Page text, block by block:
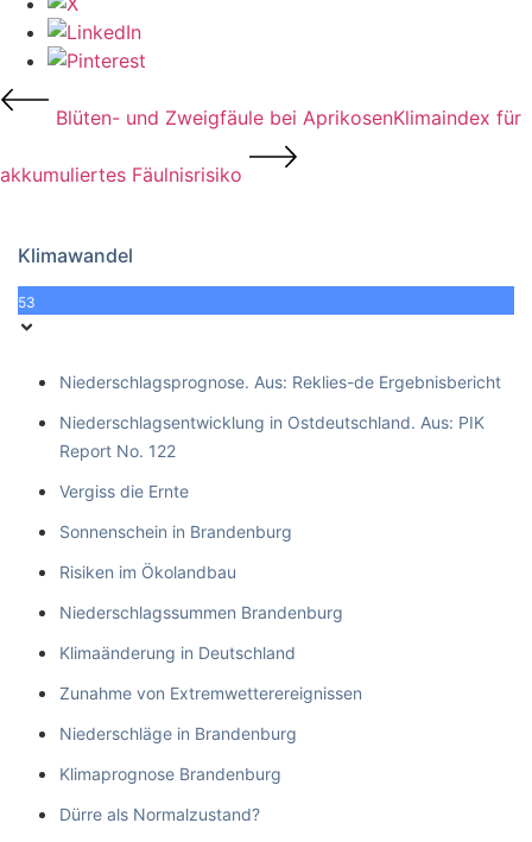
Blüten- und Zweigfäule bei AprikosenKlimaindex für
akkumuliertes Fäulnisrisiko
Klimawandel
53
Niederschlagsprognose. Aus: Reklies-de Ergebnisbericht
Niederschlagsentwicklung in Ostdeutschland. Aus: PIK
Report No. 122
Vergiss die Ernte
Sonnenschein in Brandenburg
Risiken im Ökolandbau
Niederschlagssummen Brandenburg
Klimaänderung in Deutschland
Zunahme von Extremwetterereignissen
Niederschläge in Brandenburg
Klimaprognose Brandenburg
Dürre als Normalzustand?